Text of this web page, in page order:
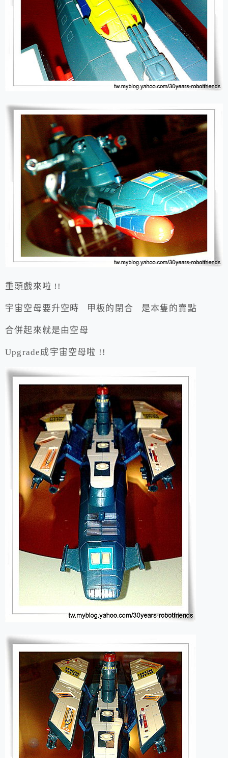
重頭戲來啦 !!
宇宙空母要升空時 甲板的閉合 是本隻的賣點
合併起來就是由空母
Upgrade成宇宙空母啦 !!